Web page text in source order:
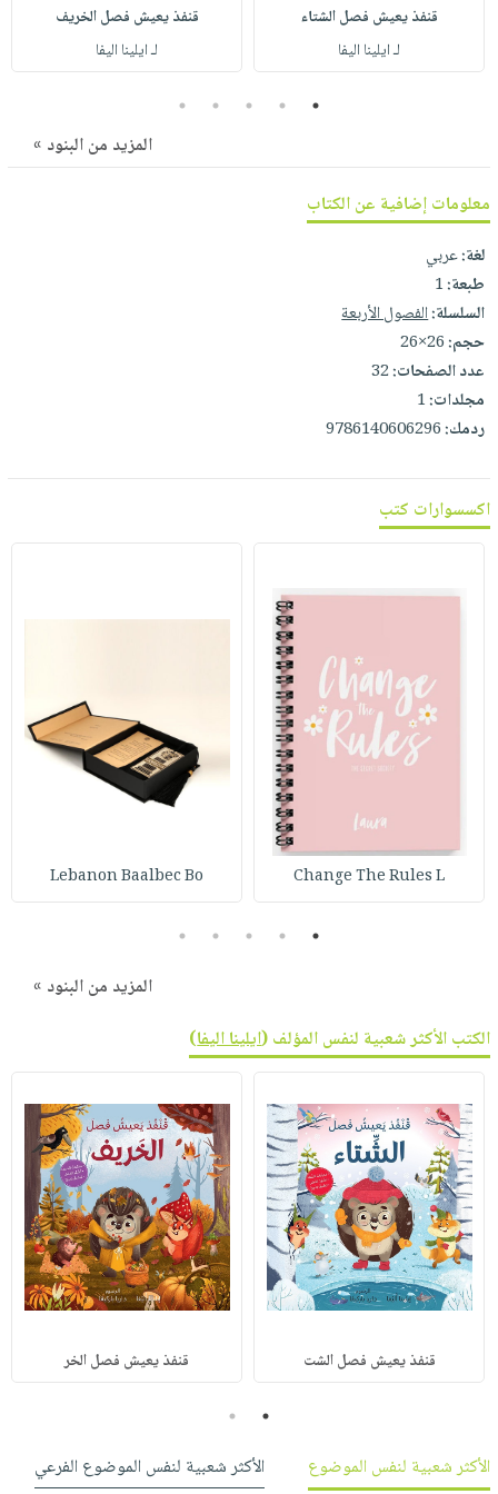
صابون
مناسبات
فيديوهات
وفرات
كتابك
تواصل
معنا
التسوق
قنفذ يعيش فصل الشتاء
لـ ايلينا اليفا
قنفذ يعيش فصل الخريف
لـ ايلينا اليفا
1
2
3
4
5
المزيد من البنود »
معلومات إضافية عن الكتاب
لغة:عربي
طبعة:1
السلسلة:الفصول الأربعة
حجم:26×26
عدد الصفحات:32
مجلدات:1
ردمك:9786140606296
اكسسوارات كتب
Change The Rules L
Lebanon Baalbec Bo
1
2
3
4
5
المزيد من البنود »
الكتب الأكثر شعبية لنفس المؤلف (ايلينا اليفا)
قنفذ يعيش فصل الشت قنفذ يعيش فصل الخر
1
2
الأكثر شعبية لنفس الموضوع
الأكثر شعبية لنفس الموضوع الفرعي